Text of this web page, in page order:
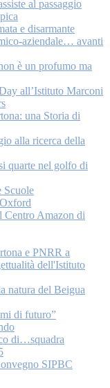
al passaggio
e disarmante
aziendale… avanti
è un profumo ma
all’Istituto Marconi
una Storia di
alla ricerca della
quarte nel golfo di
Scuole
Centro Amazon di
e PNRR a
dell'Istituto
natura del Beigua
di futuro”
di…squadra
SIPBC